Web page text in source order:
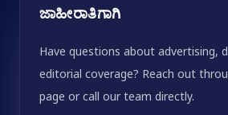
ಜಾಹೀರಾತಿಗಾಗಿ
Have questions about advertising,
editorial coverage? Reach out
page or call our team directly.